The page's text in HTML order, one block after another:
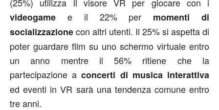
videogame e il 22% per momenti di
socializzazionecon altri utenti. Il 25% si aspetta di
poter guardare film su uno schermo virtuale entro
un anno mentre il 56% ritiene che la
partecipazione aconcerti di musica interattiva
ed eventi in VR sarà una tendenza comune entro
tre anni.